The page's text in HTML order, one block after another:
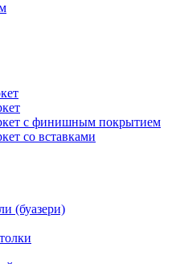
с финишным покрытием
со вставками
(буазери)